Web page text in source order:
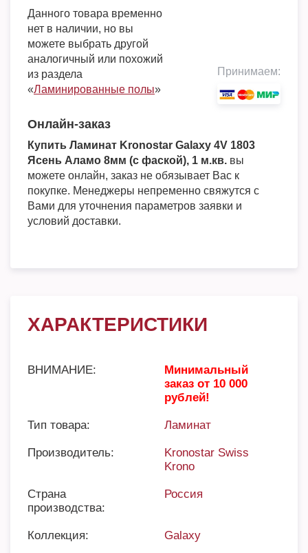
Данного товара временно
нет в наличии, но вы
можете выбрать другой
аналогичный или похожий
из раздела
«Ламинированные полы»
Принимаем:
Онлайн-заказ
Купить Ламинат Kronostar Galaxy 4V 1803
Ясень Аламо 8мм (с фаской), 1 м.кв. вы
можете онлайн, заказ не обязывает Вас к
покупке. Менеджеры непременно свяжутся с
Вами для уточнения параметров заявки и
условий доставки.
ХАРАКТЕРИСТИКИ
ВНИМАНИЕ:
Минимальный
заказ от 10 000
рублей!
Тип товара: Ламинат
Производитель:
Kronostar Swiss
Krono
Страна
производства:
Россия
Коллекция: Galaxy